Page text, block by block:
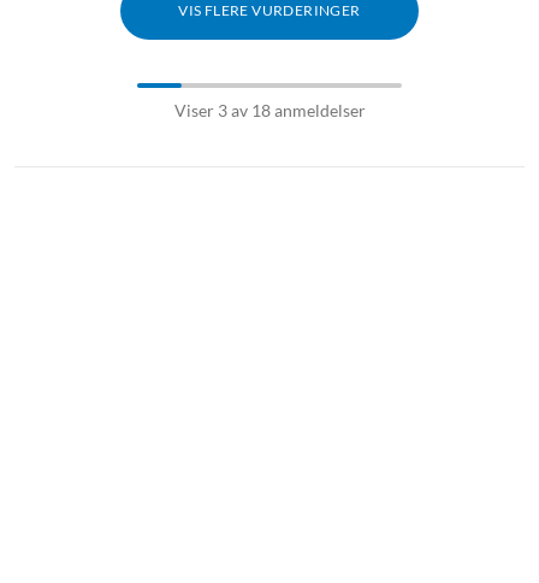
VIS FLERE VURDERINGER
Viser 3 av 18 anmeldelser